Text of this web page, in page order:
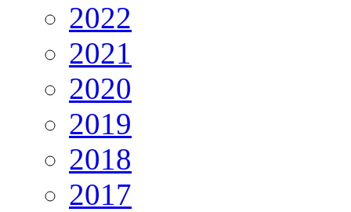
2022
2021
2020
2019
2018
2017